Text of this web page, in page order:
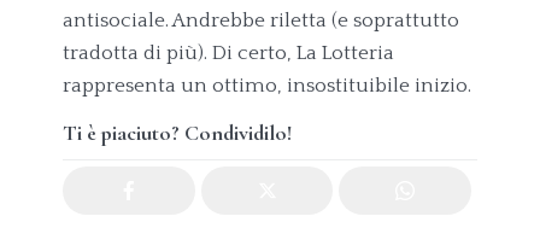
antisociale. Andrebbe riletta (e soprattutto
tradotta di più). Di certo, La Lotteria
rappresenta un ottimo, insostituibile inizio.
Ti è piaciuto? Condividilo!